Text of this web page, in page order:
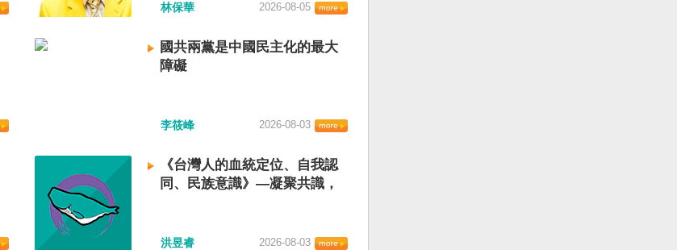
林保華 2026-08-05
國共兩黨是中國民主化的最大
障礙
李筱峰 2026-08-03
《台灣人的血統定位、自我認
同、民族意識》—凝聚共識，
洪昱睿 2026-08-03